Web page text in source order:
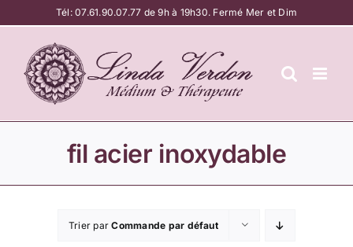
au
contenu
Tél:07.61.90.07.77 de 9h à 19h30. Fermé Mer et Dim
fil acier inoxydable
Trier parCommande par défaut